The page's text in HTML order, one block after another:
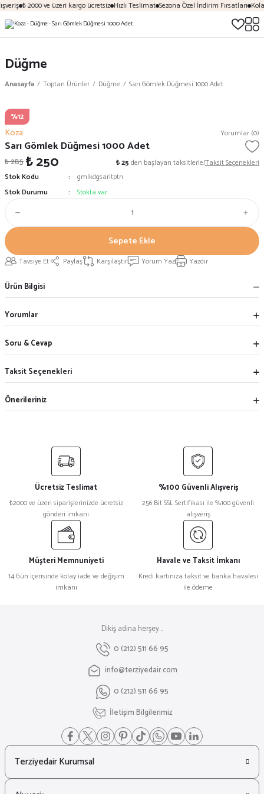
₺ 2000 ve üzeri kargo ücretsiz Hızlı Teslimat Sezona Özel İndirim Fırsatları
Düğme
Anasayfa Toptan Ürünler Düğme Sarı Gömlek Düğmesi 1000 Adet
%12
Koza Yorumlar (0)
Sarı Gömlek Düğmesi 1000 Adet
₺ 285₺ 250 ₺ 25 den başlayan taksitlerle!Taksit Seçenekleri
Stok Kodu
gmlkdgsaritptn
Stok Durumu
Stokta var
Sepete Ekle
Tavsiye Et Paylaş Karşılaştır Yorum Yaz Yazdır
Ürün Bilgisi
Yorumlar
Soru & Cevap
Taksit Seçenekleri
Önerileriniz
Ücretsiz Teslimat
₺2000 ve üzeri siparişlerinizde ücretsiz
gönderi imkanı
%100 Güvenli Alışveriş
256 Bit SSL Sertifikası ile %100 güvenli
alışveriş
Müşteri Memnuniyeti
14 Gün içerisinde kolay iade ve değişim
imkanı
Havale ve Taksit İmkanı
Kredi kartınıza taksit ve banka havalesi
ile ödeme
Dikiş adına herşey...
0 (212) 511 66 95
info@terziyedair.com
0 (212) 511 66 95
İletişim Bilgilerimiz
Terziyedair Kurumsal